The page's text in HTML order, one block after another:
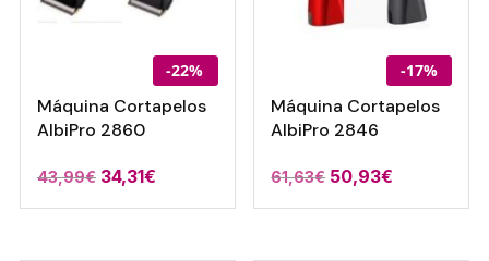
-22%
Máquina Cortapelos
AlbiPro 2860
43,99€ El
precio
34,31€El
precio
-17%
Máquina Cortapelos
AlbiPro 2846
61,63€ El
precio
50,93€
precio